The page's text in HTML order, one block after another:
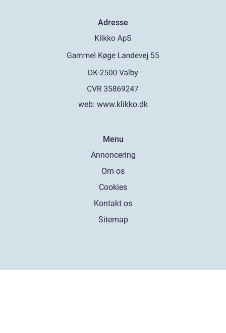
Adresse
web: www.klikko.dk
Menu
Annoncering
Om os
Cookies
Kontakt os
Sitemap